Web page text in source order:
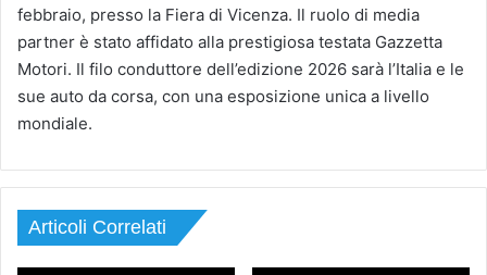
febbraio, presso la Fiera di Vicenza. Il ruolo di media
partner è stato affidato alla prestigiosa testata Gazzetta
Motori. Il filo conduttore dell’edizione 2026 sarà l’Italia e le
sue auto da corsa, con una esposizione unica a livello
mondiale.
Articoli Correlati